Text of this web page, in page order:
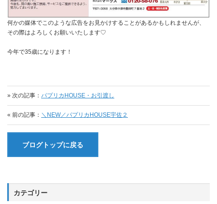
何かの媒体でこのような広告をお見かけすることがあるかもしれませんが、
その際はよろしくお願いいたします♡
今年で35歳になります！
» 次の記事： パプリカHOUSE・お引渡し
« 前の記事： ＼NEW／パプリカHOUSE宇佐２
ブログトップに戻る
カテゴリー